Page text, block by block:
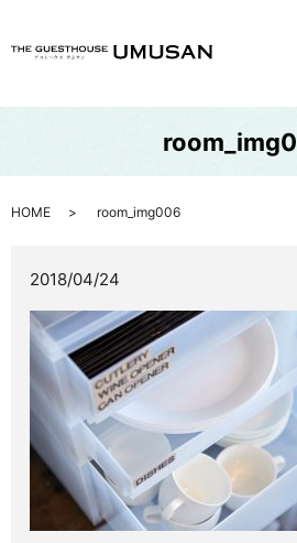
HOME room_img006
2018/04/24